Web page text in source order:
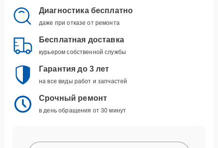
Диагностика бесплатно
даже при отказе от ремонта
Бесплатная доставка
курьером собственной службы
Гарантия до 3 лет
на все виды работ и запчастей
Срочный ремонт
в день обращения от 30 минут